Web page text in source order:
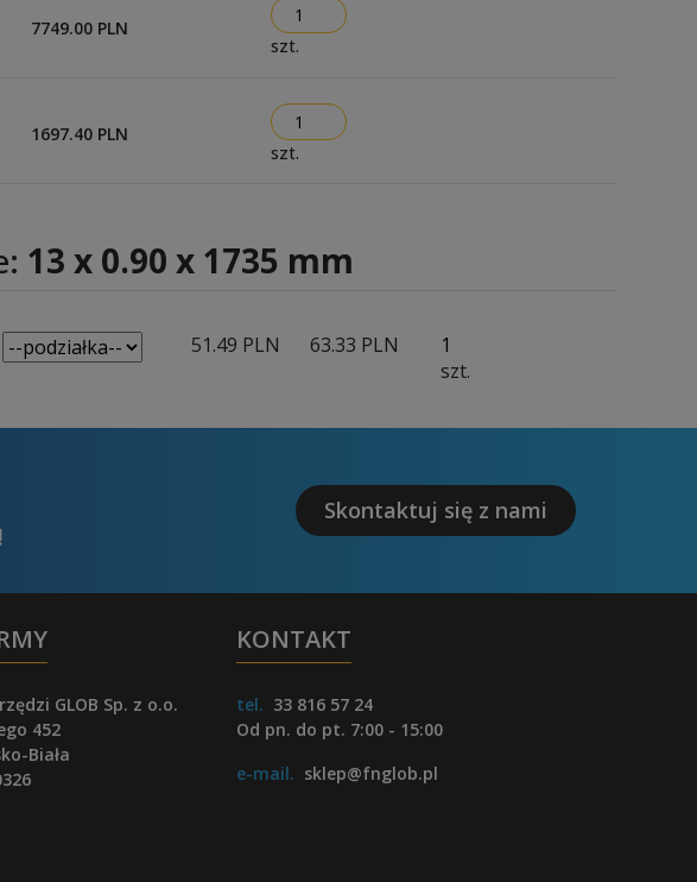
7749.00 PLN
szt.
1697.40 PLN
szt.
13 x 0.90 x 1735 mm
51.49 PLN
63.33 PLN
szt.
Skontaktuj się z nami
GLOB Sp. z o.o.
452
Biała
KONTAKT
tel. 33 816 57 24
Od pn. do pt. 7:00 - 15:00
e-mail. sklep@fnglob.pl